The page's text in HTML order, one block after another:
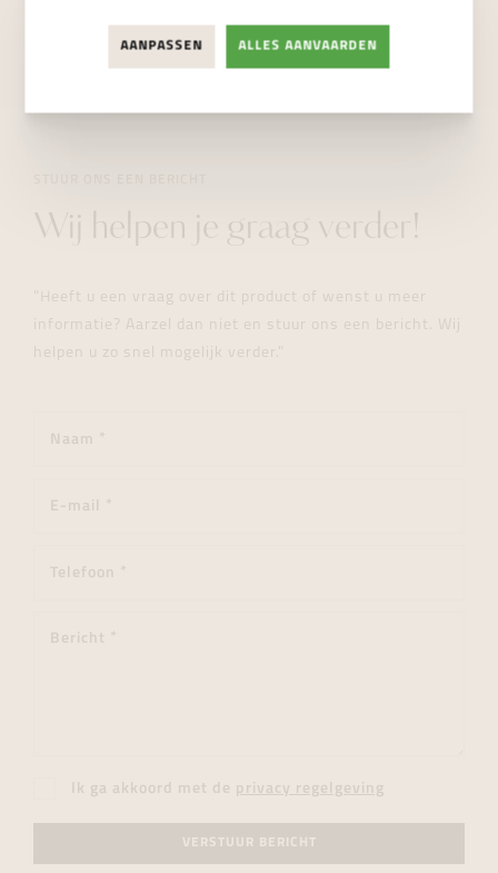
NIET BESCHIKBAAR
Wij helpen je graag verder!
"Heeft u een vraag over dit product of wenst u meer
informatie? Aarzel dan niet en stuur ons een bericht. Wij
helpen u zo snel mogelijk verder."
Ik ga akkoord met de privacy regelgeving
VERSTUUR BERICHT
AANPASSEN ALLES AANVAARDEN